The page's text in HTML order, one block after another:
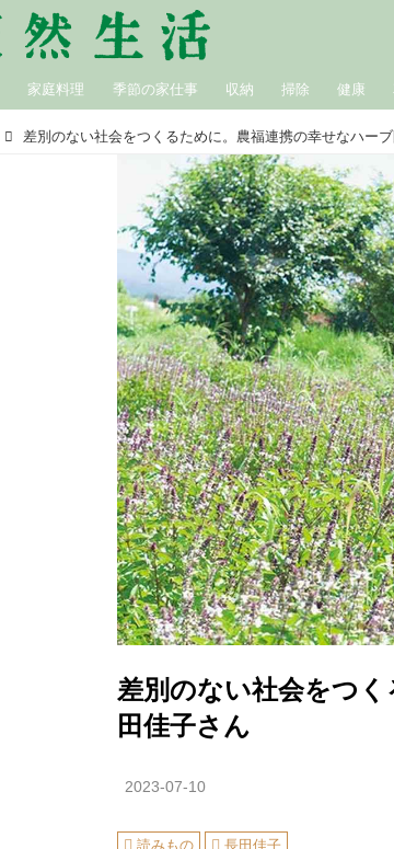
家庭料理 季節の家仕事 収納 掃除 健康
差別のない社会をつ
田佳子さん
2023-07-10
読みもの 長田佳子